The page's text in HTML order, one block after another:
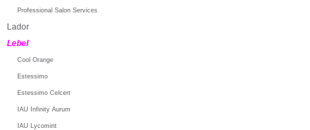
Professional Salon Services
Lador
Lebel
Cool Orange
Estessimo
Estessimo Celcert
IAU Infinity Aurum
IAU Lycomint